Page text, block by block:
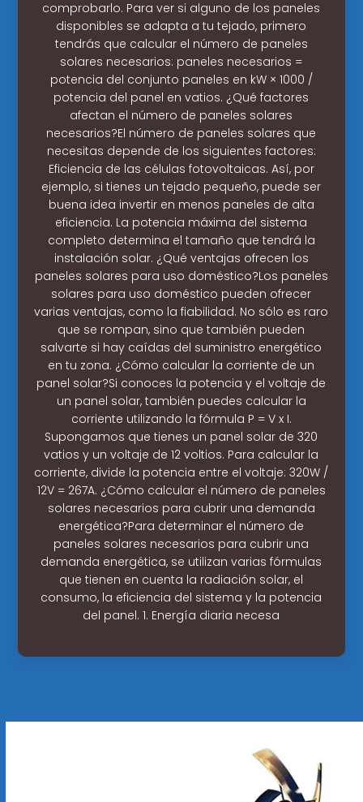
comprobarlo. Para ver si alguno de los paneles
disponibles se adapta a tu tejado, primero
tendrás que calcular el número de paneles
solares necesarios: paneles necesarios =
potencia del conjunto paneles en kW × 1000 /
potencia del panel en vatios. ¿Qué factores
afectan el número de paneles solares
necesarios?El número de paneles solares que
necesitas depende de los siguientes factores:
Eficiencia de las células fotovoltaicas. Así, por
ejemplo, si tienes un tejado pequeño, puede ser
buena idea invertir en menos paneles de alta
eficiencia. La potencia máxima del sistema
completo determina el tamaño que tendrá la
instalación solar. ¿Qué ventajas ofrecen los
paneles solares para uso doméstico?Los paneles
solares para uso doméstico pueden ofrecer
varias ventajas, como la fiabilidad. No sólo es raro
que se rompan, sino que también pueden
salvarte si hay caídas del suministro energético
en tu zona. ¿Cómo calcular la corriente de un
panel solar?Si conoces la potencia y el voltaje de
un panel solar, también puedes calcular la
corriente utilizando la fórmula P = V x I.
Supongamos que tienes un panel solar de 320
vatios y un voltaje de 12 voltios. Para calcular la
corriente, divide la potencia entre el voltaje: 320W /
12V = 267A. ¿Cómo calcular el número de paneles
solares necesarios para cubrir una demanda
energética?Para determinar el número de
paneles solares necesarios para cubrir una
demanda energética, se utilizan varias fórmulas
que tienen en cuenta la radiación solar, el
consumo, la eficiencia del sistema y la potencia
del panel. 1. Energía diaria necesa